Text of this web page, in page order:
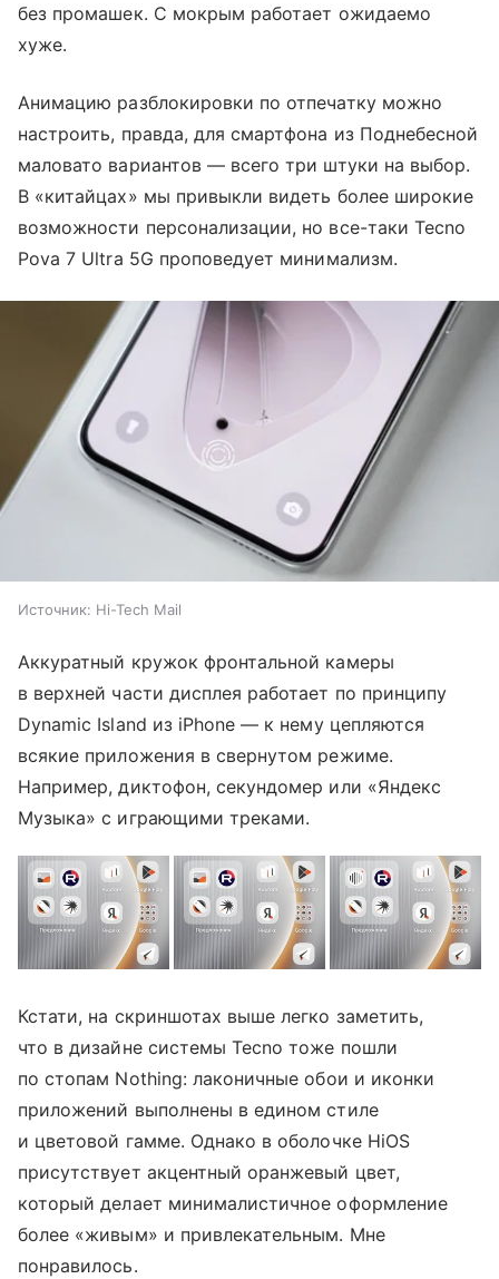
без промашек. С мокрым работает ожидаемо
хуже.
Анимацию разблокировки по отпечатку можно
настроить, правда, для смартфона из Поднебесной
маловато вариантов — всего три штуки на выбор.
В «китайцах» мы привыкли видеть более широкие
возможности персонализации, но все-таки Tecno
Pova 7 Ultra 5G проповедует минимализм.
Источник: Hi-Tech Mail
Аккуратный кружок фронтальной камеры
в верхней части дисплея работает по принципу
Dynamic Island из iPhone — к нему цепляются
всякие приложения в свернутом режиме.
Например, диктофон, секундомер или «Яндекс
Музыка» с играющими треками.
Кстати, на скриншотах выше легко заметить,
что в дизайне системы Tecno тоже пошли
по стопам Nothing: лаконичные обои и иконки
приложений выполнены в едином стиле
и цветовой гамме. Однако в оболочке HiOS
присутствует акцентный оранжевый цвет,
который делает минималистичное оформление
более «живым» и привлекательным. Мне
понравилось.